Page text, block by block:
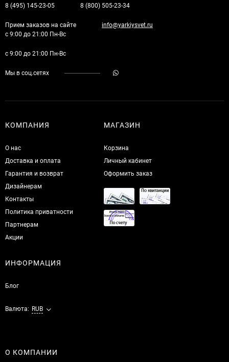
8 (495) 145-23-05 8 (800) 505-23-34
Прием заказов на сайте
с 9:00 до 21:00 Пн-Вс
info@yarkiysvet.ru
с 9:00 до 21:00 Пн-Вс
Мы в соц.сетях
КОМПАНИЯ
О нас
Доставка и оплата
Гарантия и возврат
Дизайнерам
Контакты
Политика приватности
Партнерам
Акции
МАГАЗИН
Корзина
Личный кабинет
Оформить заказ
ИНФОРМАЦИЯ
Блог
Валюта: RUB
О КОМПАНИИ